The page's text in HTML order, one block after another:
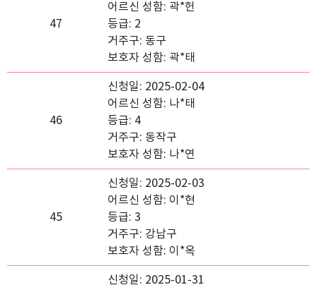
47
어르신 성함: 곽*헌
등급: 2
거주구: 동구
보호자 성함: 곽*태
46
신청일: 2025-02-04
어르신 성함: 나*태
등급: 4
거주구: 동작구
보호자 성함: 나*연
45
신청일: 2025-02-03
어르신 성함: 이*현
등급: 3
거주구: 강남구
보호자 성함: 이*옥
신청일: 2025-01-31